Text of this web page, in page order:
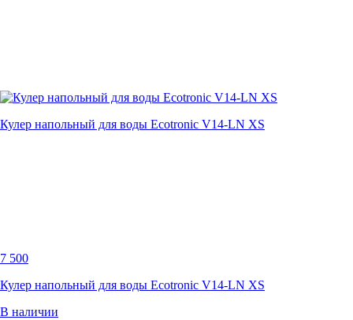
Кулер напольный для воды Ecotronic V14-LN XS
7 500
Кулер напольный для воды Ecotronic V14-LN XS
В наличии